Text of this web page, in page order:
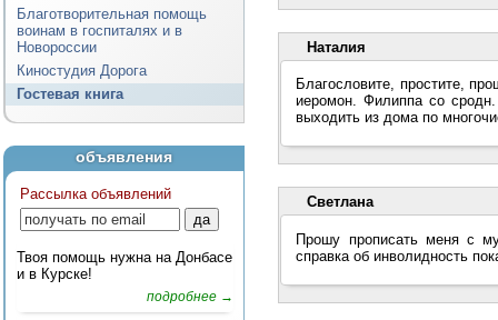
Благотворительная помощь
воинам в госпиталях и в
Новороссии
Киностудия Дорога
Гостевая книга
объявления
Рассылка объявлений
Твоя помощь нужна на Донбасе
и в Курске!
подробнее →
Наталия
Благословите, простите,
иеромон. Филиппа со
выходить из дома по
Светлана
Прошу прописать меня с
справка об инволидность